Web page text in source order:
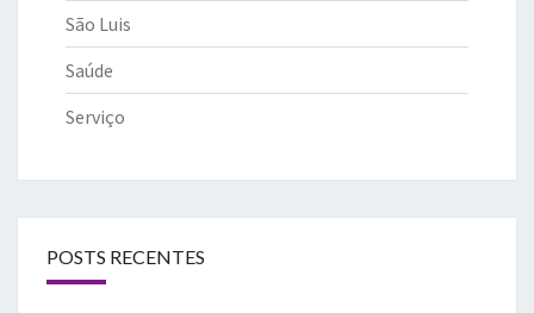
São Luis
Saúde
Serviço
POSTS RECENTES